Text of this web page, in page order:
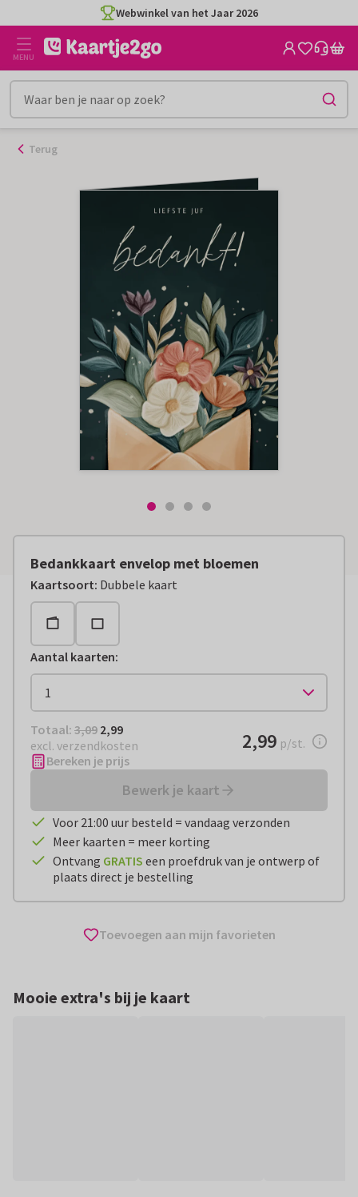
naar
inhoud
Webwinkel van het Jaar 2026
MENU
Terug
Bedankkaart envelop met bloemen
Kaartsoort: Dubbele kaart
Aantal kaarten:
Totaal: € 2,99
Totaal: 3,09 2,99
excl. verzendkosten
€ 2,99per stuk
2,99 p/st.
Bereken je prijs
Bewerk je kaart
Voor 21:00 uur besteld = vandaag verzonden
Meer kaarten = meer korting
Ontvang GRATIS een proefdruk van je ontwerp of
plaats direct je bestelling
Toevoegen aan mijn favorieten
Mooie extra's bij je kaart